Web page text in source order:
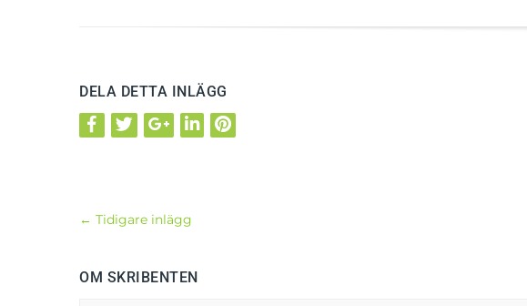
DELA DETTA INLÄGG
← Tidigare inlägg
OM SKRIBENTEN